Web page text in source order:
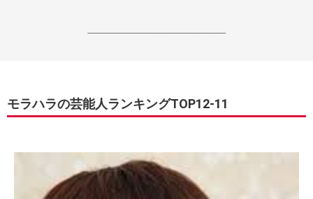
------------------------------------------------------------------
モラハラの芸能人ランキングTOP12-11